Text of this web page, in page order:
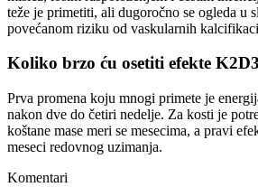
teže je primetiti, ali dugoročno se ogleda u
povećanom riziku od vaskularnih
Koliko brzo ću osetiti efekte
Prva promena koju mnogi primete je
nakon dve do četiri nedelje. Za kosti je
koštane mase meri se mesecima, a pravi
meseci redovnog uzimanja.
Komentari